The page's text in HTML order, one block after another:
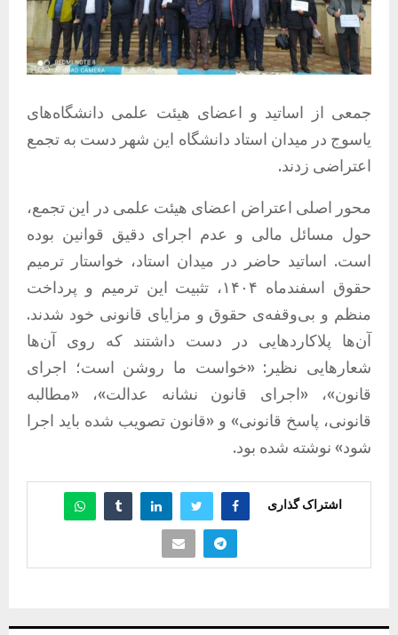
جمعی از اساتید و اعضای هیئت علمی دانشگاه‌های
یاسوج در میدان استاد دانشگاه این شهر دست به تجمع
اعتراضی زدند.
محور اصلی اعتراض اعضای هیئت علمی در این تجمع،
حول مسائل مالی و عدم اجرای دقیق قوانین بوده
است. اساتید حاضر در میدان استاد، خواستار ترمیم
حقوق اسفندماه ۱۴۰۴، تثبیت این ترمیم و پرداخت
منظم و بی‌وقفه‌ی حقوق و مزایای قانونی خود شدند.
آن‌ها پلاکاردهایی در دست داشتند که روی آن‌ها
شعارهایی نظیر: «خواست ما روشن است؛ اجرای
قانون»، «اجرای قانون نشانه عدالت»، «مطالبه
قانونی، پاسخ قانونی» و «قانون تصویب شده باید اجرا
شود» نوشته شده بود.
اشتراک گذاری